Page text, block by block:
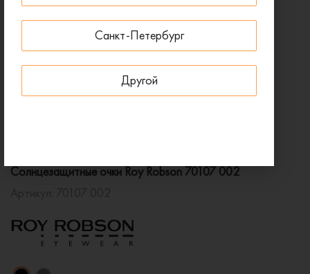
Санкт-Петербург
Другой
Солнцезащитные очки Roy Robson 70107 002
ДОСТАВКА 1-4 ДНЯ